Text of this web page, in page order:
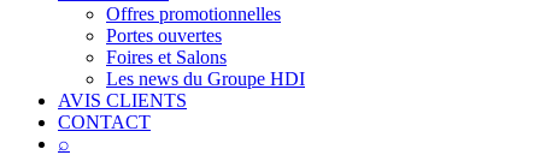
Offres promotionnelles
Portes ouvertes
Foires et Salons
Les news du Groupe HDI
AVIS CLIENTS
CONTACT
⌕